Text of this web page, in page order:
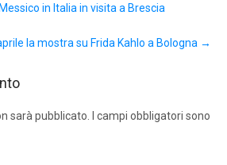
in Italia in visita a Brescia
la mostra su Frida Kahlo a Bologna →
sarà pubblicato.
I campi obbligatori sono